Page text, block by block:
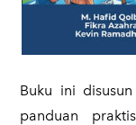
​Buku ini
panduan